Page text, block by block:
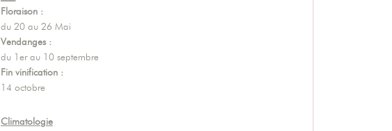
Floraison :
du 20 au 26 Mai
Vendanges :
du 1er au 10 septembre
Fin vinification :
14 octobre
Climatologie